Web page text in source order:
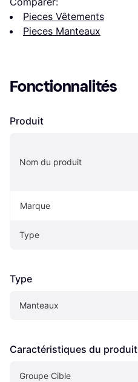
Pieces Vêtements
Pieces Manteaux
Fonctionnalités
Produit
Nom du produit
Marque
Type
Type
Manteaux
Caractéristiques du produit
Groupe Cible